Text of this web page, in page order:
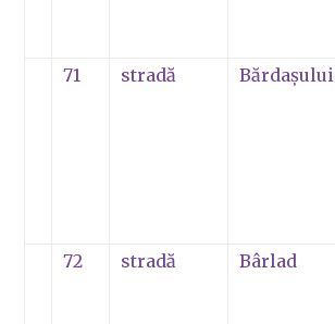
71 stradă Bărdaşului
72 stradă Bârlad